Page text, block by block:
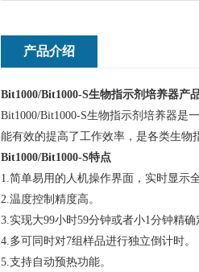
产品介绍
Bit1000/Bit1000-S生物指示剂培养器产
Bit1000/Bit1000-S生物指示剂培养器是
能有效的提高了工作效率，是各类生物
Bit1000/Bit1000-S特点
1.简单易用的人机操作界面，实时显示
2.温度控制精度高。
3.实现大99小时59分钟或者小1分钟精确
4.多可同时对7组样品进行独立倒计时。
5.支持自动预热功能。